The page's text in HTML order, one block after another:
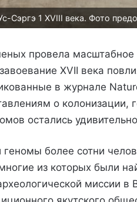
Сэргэ 1 XVIII века. Фото
провела
XVII века
в журнале
о колонизации,
остались
более сотни
из которых были
миссии в